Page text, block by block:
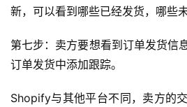
境
百
新，可以看到哪些已经发货，哪些未
第七步：卖方要想看到订单发货信
订单发货中添加跟踪。
Shopify与其他平台不同，卖方的